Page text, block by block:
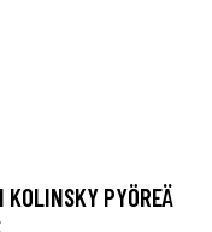
KOLINSKY PYÖREÄ